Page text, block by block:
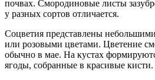
почвах. Смородиновые листы
у разных сортов отличается.
Соцветия представлены
или розовыми цветами. Цветение
обычно в мае. На кустах
ягоды, собранные в красивые кисти.